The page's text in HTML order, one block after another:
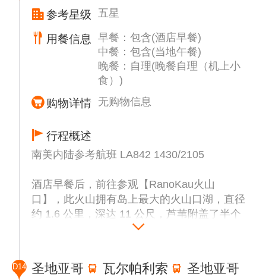
午餐后出发前往【Ahu Vinapu祭祀台】，提
供红色石材的【Puna Pao火山采石场】，
【Ahu Akivi 7尊面向大海的石像】（共约1小
参考星级 五星
用餐信息
早餐：包含(酒店早餐)
中餐：包含(当地午餐)
晚餐：自理(晚餐自理（机上小
食）)
购物详情 无购物信息
行程概述
南美内陆参考航班 LA842 1430/2105
酒店早餐后，前往参观【RanoKau火山
口】，此火山拥有岛上最大的火山口湖，直径
约 1.6 公里，深达 11 公尺，芦苇附盖了半个
湖面，从间隙中可以看到清澈的湖水，闪耀着
地【鸟人村文化“Orongo”】,这是全岛最重要
D14 圣地亚哥 瓦尔帕利索 圣地亚哥